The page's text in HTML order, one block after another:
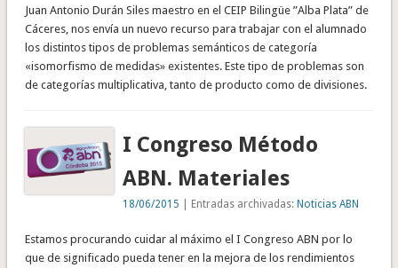
Juan Antonio Durán Siles maestro en el CEIP Bilingüe ”Alba Plata” de
Cáceres, nos envía un nuevo recurso para trabajar con el alumnado
los distintos tipos de problemas semánticos de categoría
«isomorfismo de medidas» existentes. Este tipo de problemas son
de categorías multiplicativa, tanto de producto como de divisiones.
I Congreso Método
ABN. Materiales
18/06/2015 | Entradas archivadas:Noticias ABN
Estamos procurando cuidar al máximo el I Congreso ABN por lo
que de significado pueda tener en la mejora de los rendimientos